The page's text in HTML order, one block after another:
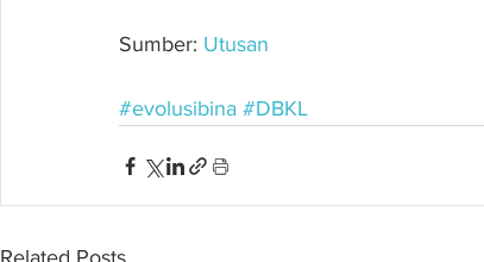
Sumber: Utusan
#evolusibina #DBKL
Related Posts